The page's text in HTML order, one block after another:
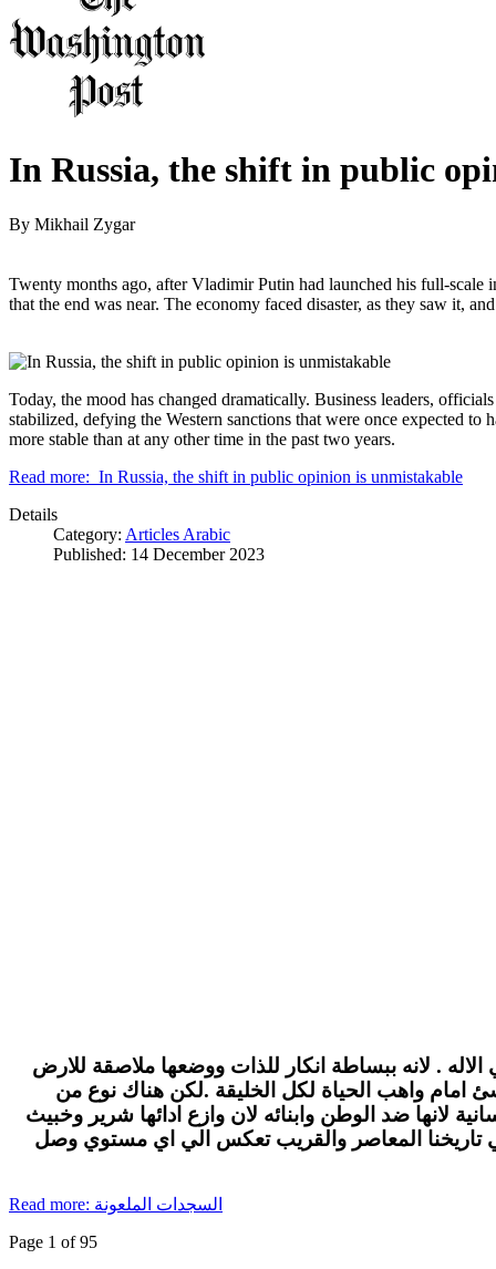
In Russia, the shift in public
By Mikhail Zygar
Twenty months ago, after Vladimir Putin had launched his full-
that the end was near. The economy faced disaster, as they saw it,
Today, the mood has changed dramatically. Business leaders,
stabilized, defying the Western sanctions that were once expected to
more stable than at any other time in the past two years.
Read more: In Russia, the shift in public opinion is unmistakable
Details
Category: Articles Arabic
Published: 14 December 2023
. لانه ببساطة انكار للذات ووضعها ملاصقة للارض
امام واهب الحياة لكل الخليقة .لكن هناك نوع من
لانها ضد الوطن وابنائه لان وازع ادائها شرير وخبيث
تاريخنا المعاصر والقريب تعكس الي اي مستوي وصل
Read more: السجدات الملعونة
Page 1 of 95